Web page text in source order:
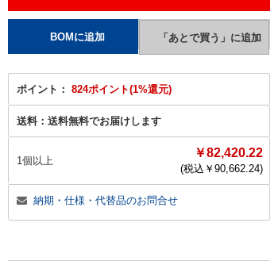
ポイント： 824ポイント(1%還元)
送料： 送料無料でお届けします
1個以上
￥82,420.22
(税込￥ 90,662.24)
納期・仕様・代替品のお問合せ